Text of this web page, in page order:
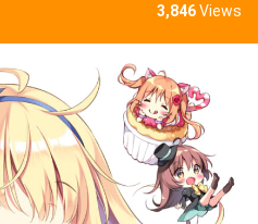
3,846Views